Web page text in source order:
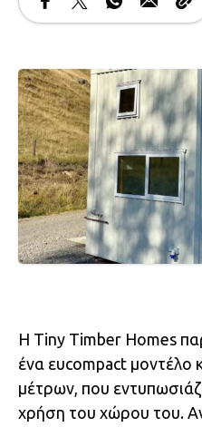
Η Tiny Timber Homes
ένα ευcompact μοντέλο
μέτρων, που
χρήση του χώρου του.